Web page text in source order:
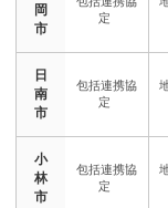
岡
市
日
南
市
小
林
市